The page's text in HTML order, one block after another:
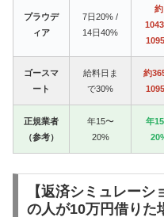
プラウデ
ィア
7日20% /
14日40%
約
ゴースマ
ート
給料日ま
で30%
約
正規業者
（参考）
年15〜
20%
年
【返済シミュレー
の人が10万円借りた